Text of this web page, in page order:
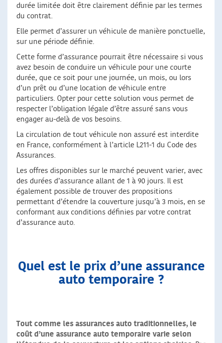
durée limitée doit être clairement définie par les termes
du contrat.
Elle permet d’assurer un véhicule de manière ponctuelle,
sur une période définie.
Cette forme d’assurance pourrait être nécessaire si vous
avez besoin de conduire un véhicule pour une courte
durée, que ce soit pour une journée, un mois, ou lors
d’un prêt ou d’une location de véhicule entre
particuliers. Opter pour cette solution vous permet de
respecter l’obligation légale d’être assuré sans vous
engager au-delà de vos besoins.
La circulation de tout véhicule non assuré est interdite
en France, conformément à l’article L211-1 du Code des
Assurances.
Les offres disponibles sur le marché peuvent varier, avec
des durées d’assurance allant de 1 à 90 jours. Il est
également possible de trouver des propositions
permettant d’étendre la couverture jusqu’à 3 mois, en se
conformant aux conditions définies par votre contrat
d’assurance auto.
Quel est le prix d’une assurance
auto temporaire ?
Tout comme les assurances auto traditionnelles, le
coût d’une assurance auto temporaire varie selon